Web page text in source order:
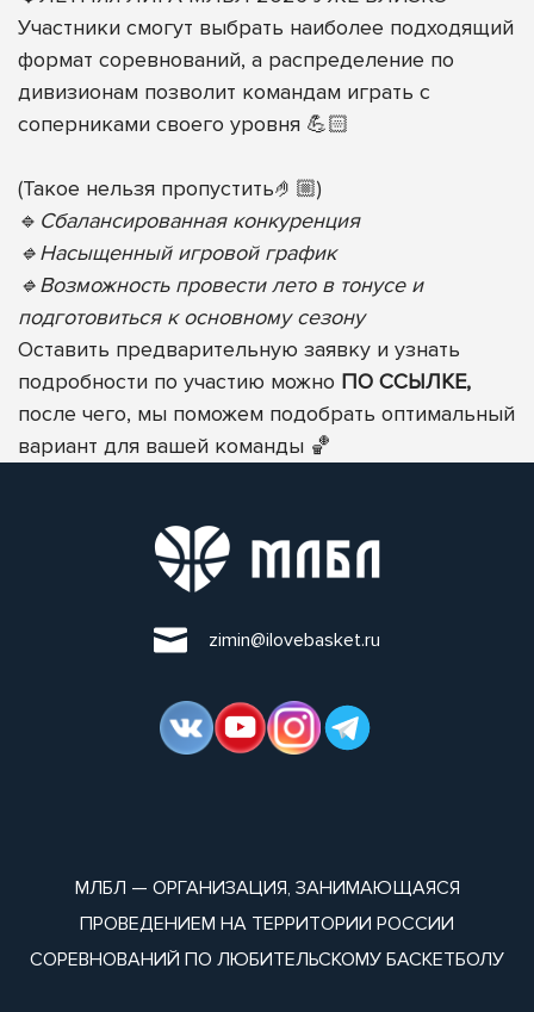
Участники смогут выбрать наиболее подходящий
формат соревнований, а распределение по
дивизионам позволит командам играть с
соперниками своего уровня 💪🏻
(Такое нельзя пропустить🤌🏼)
🔹 Сбалансированная конкуренция
🔹Насыщенный игровой график
🔹Возможность провести лето в тонусе и
подготовиться к основному сезону
Оставить предварительную заявку и узнать
подробности по участию можно ПО ССЫЛКЕ,
после чего, мы поможем подобрать оптимальный
вариант для вашей команды 🏀
zimin@ilovebasket.ru
МЛБЛ — ОРГАНИЗАЦИЯ, ЗАНИМАЮЩАЯСЯ
ПРОВЕДЕНИЕМ НА ТЕРРИТОРИИ РОССИИ
СОРЕВНОВАНИЙ ПО ЛЮБИТЕЛЬСКОМУ БАСКЕТБОЛУ